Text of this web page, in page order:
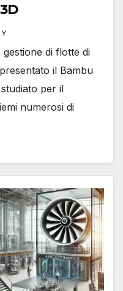
di flotte di
il Bambu
per il
numerosi di